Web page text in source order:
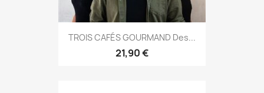
TROIS CAFÉS GOURMAND Des...
21,90 €